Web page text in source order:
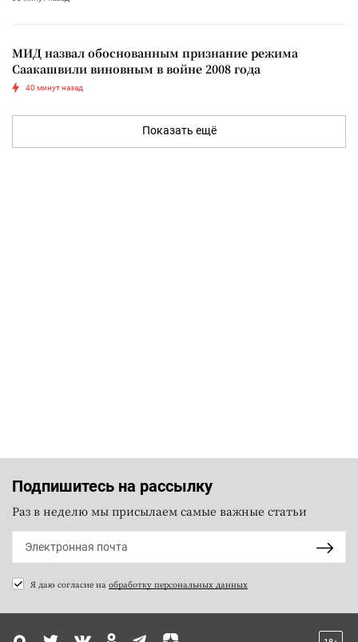
МИД назвал обоснованным признание режима
Саакашвили виновным в войне 2008 года
40 минут назад
Показать ещё
Подпишитесь на рассылку
Раз в неделю мы присылаем самые важные статьи
Я даю согласие на обработку персональных данных